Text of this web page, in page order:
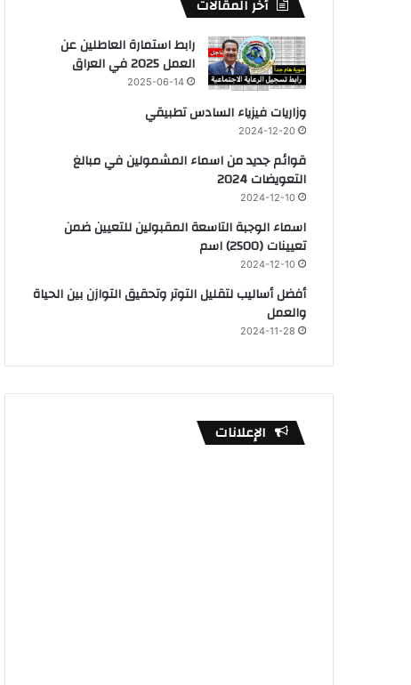
أخر المقالات
رابط استمارة العاطلين عن
العمل 2025 في العراق
2025-06-14
وزاريات فيزياء السادس تطبيقي
2024-12-20
قوائم جديد من اسماء المشمولين في مبالغ
التعويضات 2024
2024-12-10
اسماء الوجبة التاسعة المقبولين للتعيين ضمن
تعيينات (2500) اسم
2024-12-10
أفضل أساليب لتقليل التوتر وتحقيق التوازن بين الحياة
والعمل
2024-11-28
الإعلانات